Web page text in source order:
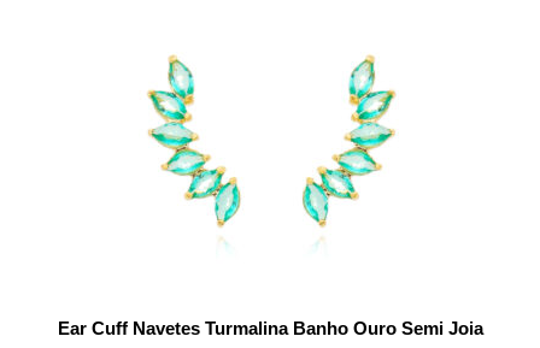
Ear Cuff Navetes Turmalina Banho Ouro Semi Joia